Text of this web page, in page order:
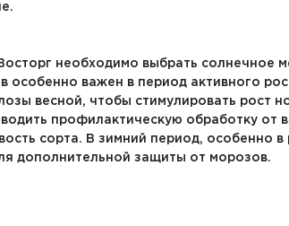
необходимо выбрать солнечное
особенно важен в период активного
весной, чтобы стимулировать рост
профилактическую обработку от
сорта. В зимний период, особенно в
дополнительной защиты от морозов.